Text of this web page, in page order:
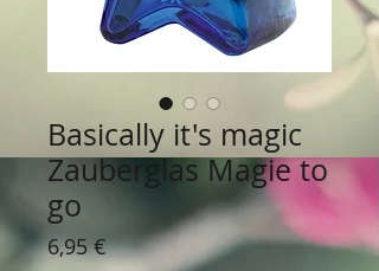
Basically it's magic
Zauberglas Magie to
go
6,95 €Preis